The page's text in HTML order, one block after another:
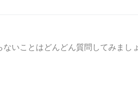
いことはどんどん質問してみましょ